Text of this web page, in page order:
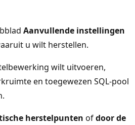
Aanvullende instellingen
u wilt herstellen.
wilt uitvoeren,
en toegewezen SQL-pool
herstelpunten ofdoor de